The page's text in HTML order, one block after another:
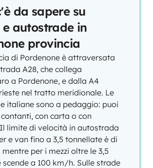
da sapere su
autostrade in
provincia
di Pordenone è attraversata
A28, che collega
a Pordenone, e dalla A4
nel tratto meridionale. Le
italiane sono a pedaggio: puoi
con carta o con
Il limite di velocità in autostrada
e van fino a 3,5 tonnellate è di
per i mezzi oltre le 3,5
a 100 km/h. Sulle strade